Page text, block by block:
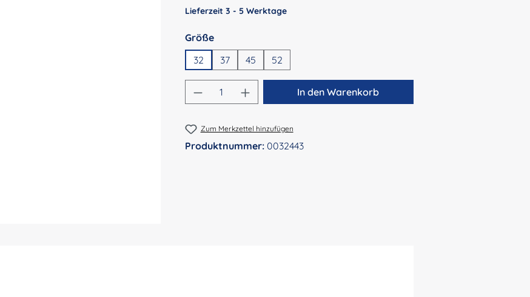
Lieferzeit 3 - 5 Werktage
Größeauswählen
32
37 45 52
Produkt Anzahl: Gib den gewünschten Wert ein
In den Warenkorb
Zum Merkzettel hinzufügen
Produktnummer:0032443